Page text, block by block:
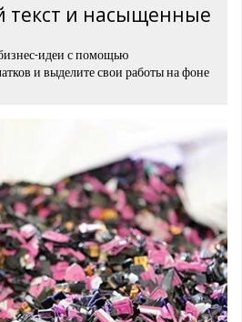
текст и насыщенные
идеи с помощью
и выделите свои работы на фоне